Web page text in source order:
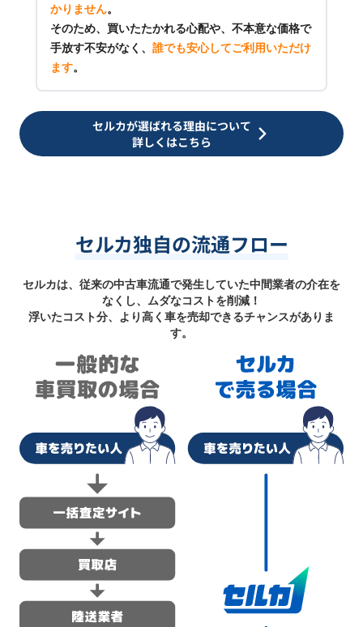
かりません。
そのため、買いたたかれる心配や、不本意な価格で
手放す不安がなく、 誰でも安心してご利用いただけ
ます。
セルカが選ばれる理由について
詳しくはこちら
セルカ独自の流通フロー
セルカは、従来の中古車流通で発生していた中間業者の介在を
なくし、ムダなコストを削減！
浮いたコスト分、より高く車を売却できるチャンスがありま
す。